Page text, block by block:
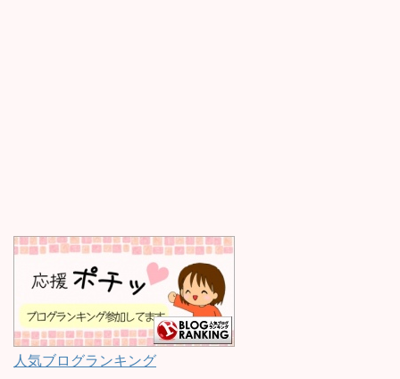
人気ブログランキング